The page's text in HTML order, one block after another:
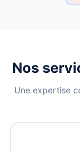
Nos
Une expertise